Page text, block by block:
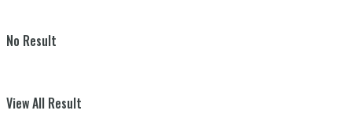
No Result
View All Result